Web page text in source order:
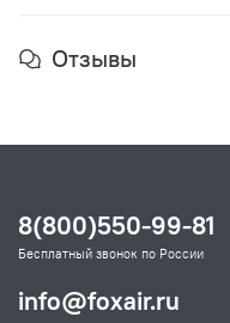
Отзывы
8(800)550-99-81
Бесплатный звонок по России
info@foxair.ru